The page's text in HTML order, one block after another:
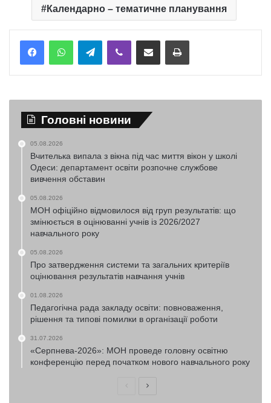
Календарно – тематичне планування
TelegramViber Надіслати електронною поштоюНадрукувати
Головні новини
05.08.2026
Вчителька випала з вікна під час миття вікон у школі
Одеси: департамент освіти розпочне службове
вивчення обставин
05.08.2026
МОН офіційно відмовилося від груп результатів: що
змінюється в оцінюванні учнів із 2026/2027
навчального року
05.08.2026
Про затвердження системи та загальних критеріїв
оцінювання результатів навчання учнів
01.08.2026
Педагогічна рада закладу освіти: повноваження,
рішення та типові помилки в організації роботи
31.07.2026
«Серпнева-2026»: МОН проведе головну освітню
конференцію перед початком нового навчального року
ПопередняНаступна